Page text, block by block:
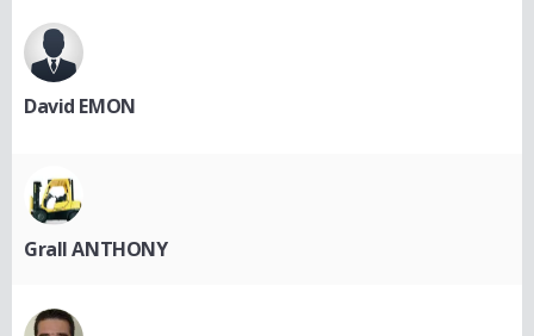
David EMON
Grall ANTHONY